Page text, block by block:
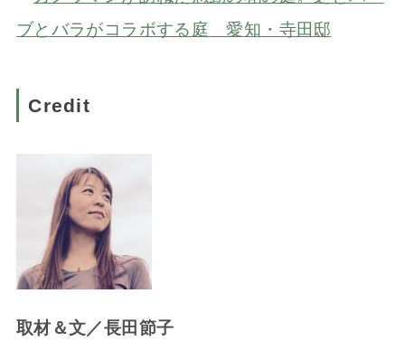
ブとバラがコラボする庭 愛知・寺田邸
Credit
取材＆文／長田節子